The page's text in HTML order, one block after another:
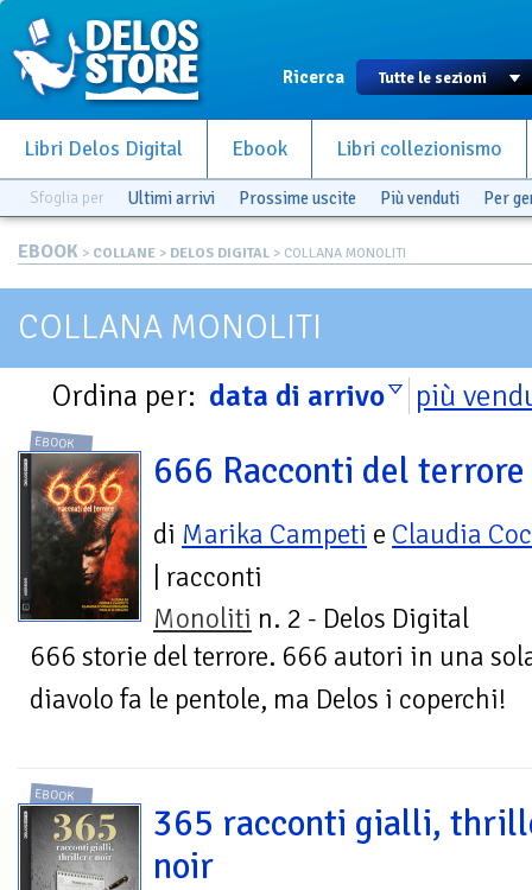
Ricerca
Libri Delos Digital Ebook Libri collezionismo
Sfoglia per Ultimi arrivi Prossime uscite Più venduti Per
EBOOK > COLLANE > DELOS DIGITAL > COLLANA MONOLITI
COLLANA MONOLITI
Ordina per: data di arrivo più
EBOOK
666 Racconti del terrore
di Marika Campeti e Claudia
| racconti
Monoliti n. 2 - Delos Digital
666 storie del terrore. 666 autori in una
diavolo fa le pentole, ma Delos i coperchi!
EBOOK
365 racconti gialli,
noir